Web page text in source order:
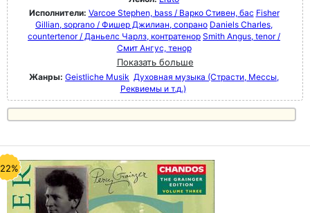
Исполнители: Varcoe Stephen, bass / Варко Стивен, бас Fisher
Gillian, soprano / Фишер Джилиан, сопрано Daniels Charles,
countertenor / Даньелс Чарлз, контратенор Smith Angus, tenor /
Смит Ангус, тенор
Показать больше
Жанры: Geistliche Musik Духовная музыка (Страсти, Мессы,
Реквиемы и т.д.)